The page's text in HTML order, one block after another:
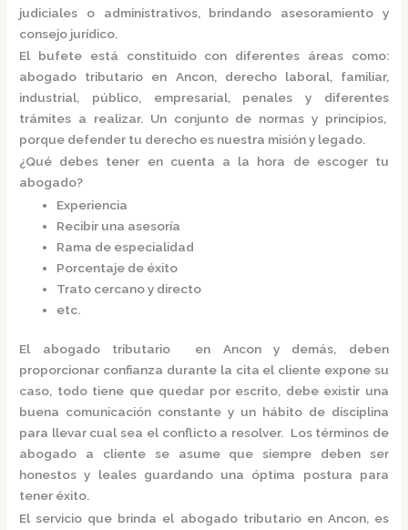
judiciales o administrativos, brindando asesoramiento y
consejo jurídico.
El bufete está constituido con diferentes áreas como:
abogado tributario en Ancon,
derecho laboral, familiar,
industrial, público, empresarial, penales y diferentes
trámites a realizar. Un conjunto de normas y principios,
porque defender tu derecho es nuestra misión y legado.
¿Qué debes tener en cuenta a la hora de escoger tu
abogado?
Experiencia
Recibir una asesoría
Rama de especialidad
Porcentaje de éxito
Trato cercano y directo
etc.
El abogado tributario en Ancon y demás, deben
proporcionar confianza durante la cita el cliente expone su
caso, todo tiene que quedar por escrito, debe existir una
buena comunicación constante y un hábito de disciplina
para llevar cual sea el conflicto a resolver. Los términos de
abogado a cliente se asume que siempre deben ser
honestos y leales guardando una óptima postura para
tener éxito.
El servicio que brinda el abogado tributario en Ancon, es